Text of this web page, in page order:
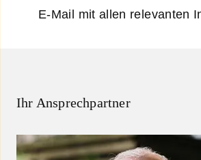
E-Mail mit allen relevanten
Ihr Ansprechpartner